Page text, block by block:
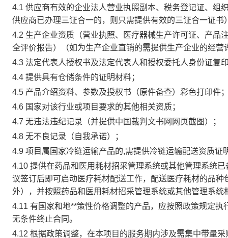
4.1 供应商有效的企业法人营业执照副本、税务登记证、组
供应商已办理三证合一的，则只需提供有效的三证合一证书
4.2 生产企业资质（营业执照、医疗器械生产许可证、产品
全评价报告）（如为生产企业直销的需提供生产企业的经
4.3 法定代表人授权书及法定代表人和授权委托人身份证复
4.4 提供具有仓储条件的证明材料；
4.5 产品介绍资料、参数及授权书（原件备查）彩色打印件
4.6 国家对该行业或项目要求的其他相关资质；
4.7 无违法违纪记录（并提供中国裁判文书网网页截图）；
4.8 无不良记录（自我承诺）；
4.9 项目属国家冷链运输产品的,需提供冷链运输配送资质证
4.10 提供在药品和医用耗材招采管理系统或其他管理系统
议签订后即可启动医疗耗材配送工作，配送医疗耗材的品
外），并按照药品和医用耗材招采管理系统或其他管理系统
4.11 有国家和地**策性价格调整的产品，应按照政策规定
无条件终止合同。
4.12 根据政策调整，在本项目的服务期内涉及需集中带量